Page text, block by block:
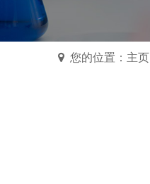
您的位置：主页